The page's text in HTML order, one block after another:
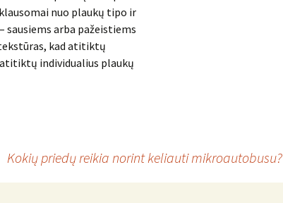
nuo plaukų tipo ir
arba pažeistiems
kad atitiktų
individualius plaukų
Kokių priedų reikia norint keliauti mikroautobusu?